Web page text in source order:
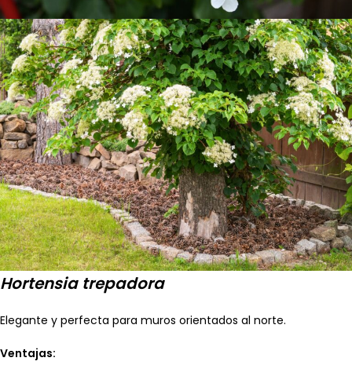
Hortensia trepadora
Elegante y perfecta para muros orientados al norte.
Ventajas: